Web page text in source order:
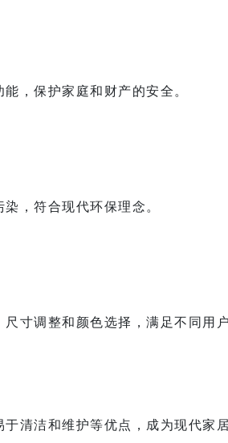
，保护家庭和财产的安全。
，符合现代环保理念。
寸调整和颜色选择，满足不同用
清洁和维护等优点，成为现代家